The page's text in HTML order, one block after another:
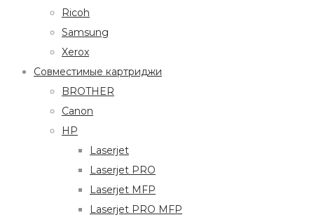
Ricoh
Samsung
Xerox
Совместимые картриджи
BROTHER
Canon
HP
Laserjet
Laserjet PRO
Laserjet MFP
Laserjet PRO MFP